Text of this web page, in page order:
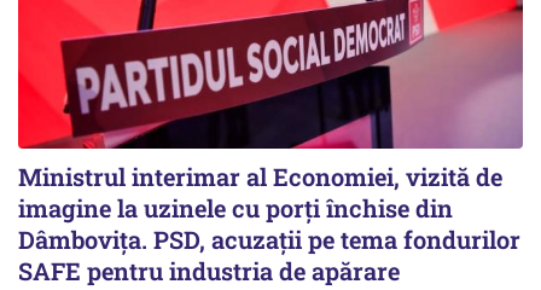
Ministrul interimar al Economiei, vizită de
imagine la uzinele cu porți închise din
Dâmbovița. PSD, acuzații pe tema fondurilor
SAFE pentru industria de apărare